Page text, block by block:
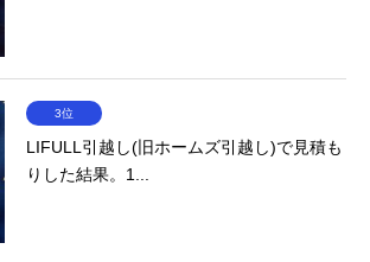
3位
LIFULL引越し(旧ホームズ引越し)で見積も
りした結果。1...